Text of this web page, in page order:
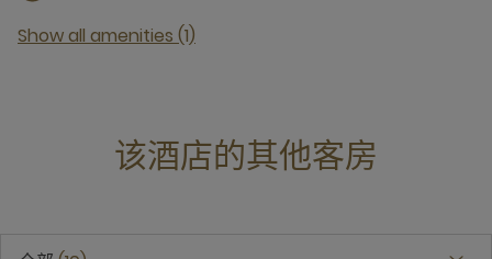
Show all amenities (1)
该酒店的其他客房